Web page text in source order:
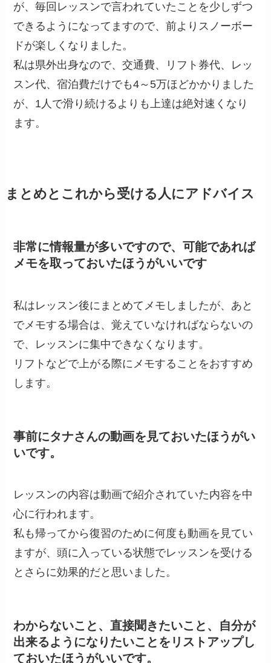
が、毎回レッスンで言われていたことを少しずつ
できるようになってますので、前よりスノーボー
ドが楽しくなりました。
私は県外出身なので、交通費、リフト券代、レッ
スン代、宿泊費だけでも4～5万ほどかかりました
が、1人で滑り続けるよりも上達は絶対速くなり
ます。
まとめとこれから受ける人にアドバイス
非常に情報量が多いですので、可能であれば
メモを取っておいたほうがいいです
私はレッスン後にまとめてメモしましたが、あと
でメモする場合は、覚えていなければならないの
で、レッスンに集中できなくなります。
リフトなどで上がる際にメモすることをおすすめ
します。
事前にタナさんの動画を見ておいたほうがい
いです。
レッスンの内容は動画で紹介されていた内容を中
心に行われます。
私も帰ってから復習のために何度も動画を見てい
ますが、頭に入っている状態でレッスンを受ける
とさらに効果的だと思いました。
わからないこと、直接聞きたいこと、自分が
出来るようになりたいことをリストアップし
ておいたほうがいいです。